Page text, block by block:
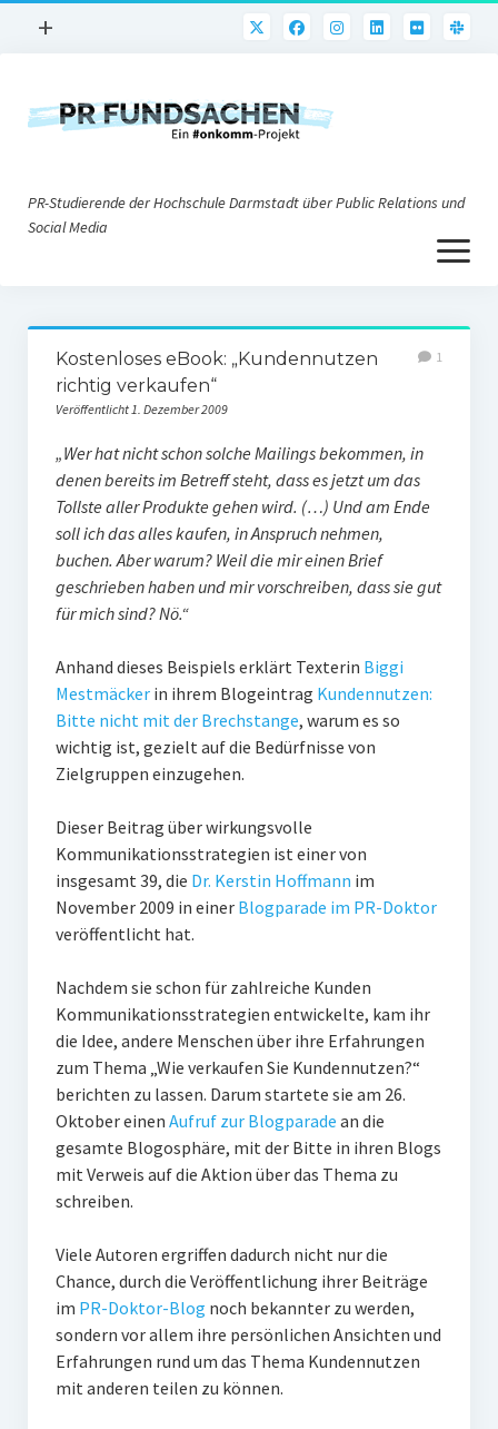
Menü
+
PR@h_da
Nonprofit-PR
Corporate Weblogs
Social Media
PR-Theorie
PR-Literatur
Gesellschaft & Medien
Infografik-Themengarten
Künstliche Intelligenz
Klimaneutrales Tanken
Zukunft der Bildung
PR-Studierende der Hochschule Darmstadt über Public Relations und
Social Media
Menü
öffnen
Über uns
Impressum
Datenschutz
Kostenloses eBook: „Kundennutzen
richtig verkaufen“
Veröffentlicht 1. Dezember 2009
1
„Wer hat nicht schon solche Mailings bekommen, in
denen bereits im Betreff steht, dass es jetzt um das
Tollste aller Produkte gehen wird. (…) Und am Ende
soll ich das alles kaufen, in Anspruch nehmen,
buchen. Aber warum? Weil die mir einen Brief
geschrieben haben und mir vorschreiben, dass sie gut
für mich sind? Nö.“
Anhand dieses Beispiels erklärt Texterin Biggi
Mestmäckerin ihrem Blogeintrag Kundennutzen:
Bitte nicht mit der Brechstange, warum es so
wichtig ist, gezielt auf die Bedürfnisse von
Zielgruppen einzugehen.
Dieser Beitrag über wirkungsvolle
Kommunikationsstrategien ist einer von
insgesamt 39, die Dr. Kerstin Hoffmann im
November 2009 in einer Blogparade im PR-Doktor
veröffentlicht hat.
Nachdem sie schon für zahlreiche Kunden
Kommunikationsstrategien entwickelte, kam ihr
die Idee, andere Menschen über ihre Erfahrungen
zum Thema „Wie verkaufen Sie Kundennutzen?“
berichten zu lassen. Darum startete sie am 26.
Oktober einen Aufruf zur Blogparade an die
gesamte Blogosphäre, mit der Bitte in ihren Blogs
mit Verweis auf die Aktion über das Thema zu
schreiben.
Viele Autoren ergriffen dadurch nicht nur die
Chance, durch die Veröffentlichung ihrer Beiträge
im PR-Doktor-Blog noch bekannter zu werden,
sondern vor allem ihre persönlichen Ansichten und
Erfahrungen rund um das Thema Kundennutzen
mit anderen teilen zu können.